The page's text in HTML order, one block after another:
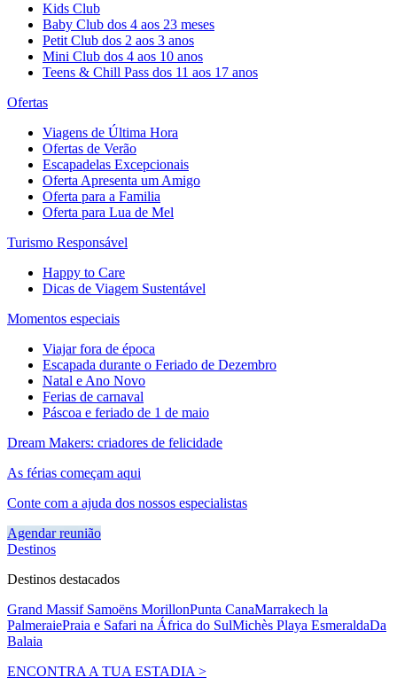
Kids Club
Baby Club dos 4 aos 23 meses
Petit Club dos 2 aos 3 anos
Mini Club dos 4 aos 10 anos
Teens & Chill Pass dos 11 aos 17 anos
Ofertas
Viagens de Última Hora
Ofertas de Verão
Escapadelas Excepcionais
Oferta Apresenta um Amigo
Oferta para a Familia
Oferta para Lua de Mel
Turismo Responsável
Happy to Care
Dicas de Viagem Sustentável
Momentos especiais
Viajar fora de época
Escapada durante o Feriado de Dezembro
Natal e Ano Novo
Ferias de carnaval
Páscoa e feriado de 1 de maio
Dream Makers: criadores de felicidade
As férias começam aqui
Conte com a ajuda dos nossos especialistas
Agendar reunião
Destinos
Destinos destacados
Grand Massif Samoëns MorillonPunta CanaMarrakech la
PalmeraiePraia e Safari na África do SulMichès Playa EsmeraldaDa
Balaia
ENCONTRA A TUA ESTADIA >